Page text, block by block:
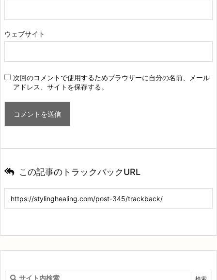
ウェブサイト
次回のコメントで使用するためブラウザーに自分の名前、メール
アドレス、サイトを保存する。
この記事のトラックバックURL